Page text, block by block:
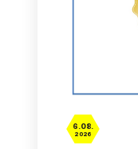
6. 08.
2026